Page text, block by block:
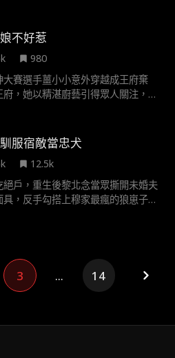
完成，記憶被清除，但手腕上那顆
越萬千世界也要認出彼此的印記。
收起的撕掉了放棄高考的報名表，開
的人生。
不好惹
980
大賽選手薑小小意外穿越成王府棄
府，她以精湛廚藝引得眾人關注，與
戰勝沈禦廚成為主廚？同時，翩翩
也鍾情於她，這是否會動搖她與顧
情？
服宿敵當忠犬
12.5k
絕戶，重生後黎北念當眾撕開未婚夫
具，反手勾搭上穆家最瘋的狼崽子，
3 ... 14